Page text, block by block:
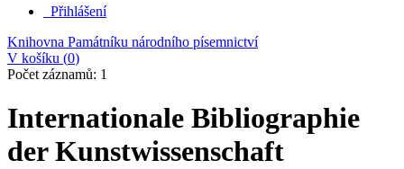
Přihlášení
Knihovna Památníku národního písemnictví
V košíku (0)
Počet záznamů: 1
Internationale Bibliographie
der Kunstwissenschaft